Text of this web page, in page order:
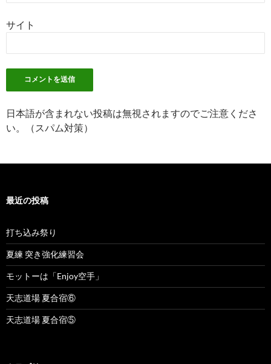
サイト
日本語が含まれない投稿は無視されますのでご注意くださ
い。（スパム対策）
最近の投稿
打ち込み祭り
夏練 突き強化練習会
モットーは「Enjoy空手」
天志道場 夏合宿⑥
天志道場 夏合宿⑤